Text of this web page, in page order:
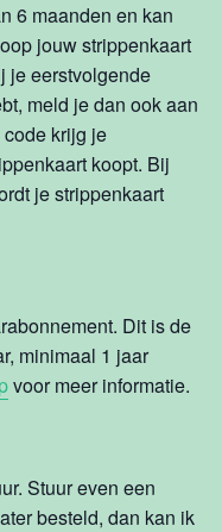
6 maanden en kan
jouw strippenkaart
je eerstvolgende
meld je dan ook aan
krijg je
koopt. Bij
je strippenkaart
Dit is de
minimaal 1 jaar
voor meer informatie.
Stuur even een
besteld, dan kan ik